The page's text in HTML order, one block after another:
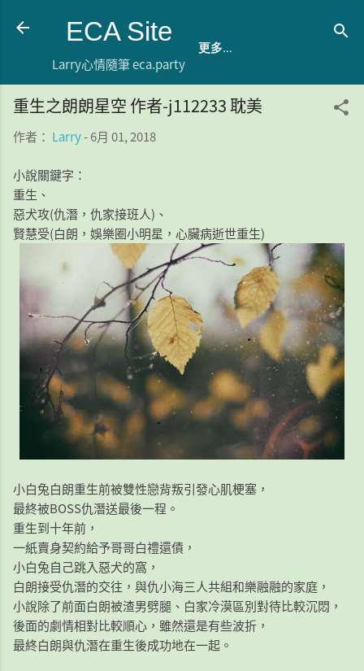
跳到主要內容
ECA Site
Larry心情隨筆 eca.party
更多…
重生之朗朗星空 作者-j112233 耽美
作者： Larry-6月 01, 2018
小說關鍵字：
重生、
惡犬攻(仇潛，仇家接班人)、
賢慧受(白朗，娛樂圈小明星，心臟病逝世重生)
小白兔白朗重生前被雙性戀背叛引發心肌梗塞，
最終被BOSS仇潛送最後一程。
重生到十年前，
一紙賣身契約給予哥哥白禮還債，
小白兔自己跳入惡犬的窩，
白朗接受仇潛的交往，與仇小海三人共組和樂融融的家庭，
小說除了前面白朗被渣男劈腿、白家冷漠區別對待比較沉悶，
後面的劇情相對比較順心，雖然還是有些波折，
最終白朗與仇潛在重生後成功地在一起。